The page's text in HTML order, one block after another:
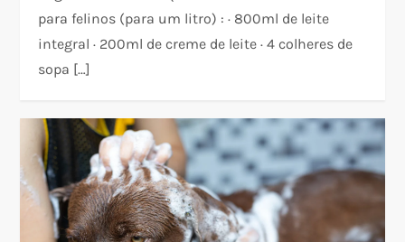
para felinos (para um litro) : · 800ml de leite
integral · 200ml de creme de leite · 4 colheres de
sopa […]